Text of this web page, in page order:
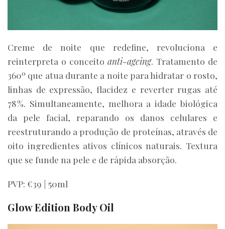
Creme de noite que redefine, revoluciona e
reinterpreta o conceito anti-ageing. Tratamento de
360º que atua durante a noite para hidratar o rosto,
linhas de expressão, flacidez e reverter rugas até
78%. Simultaneamente, melhora a idade biológica
da pele facial, reparando os danos celulares e
reestruturando a produção de proteínas, através de
oito ingredientes ativos clínicos naturais. Textura
que se funde na pele e de rápida absorção.
PVP: €39 | 50ml
Glow Edition Body Oil